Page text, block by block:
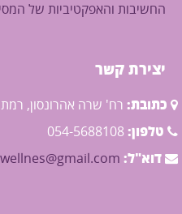
החשיבות והאפקטיביות של
יצירת קשר
כתובת: רח' שרה אהרונסון, רמת
טלפון: 054-5688108
דוא"ל: